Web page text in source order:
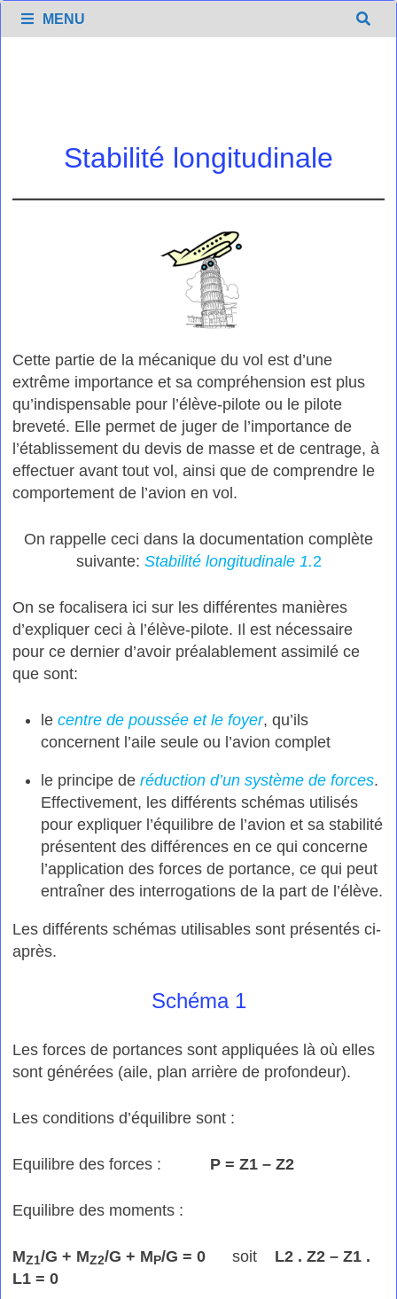
Passer
au
MENU
Stabilité longitudinale
Cette partie de la mécanique du vol est d’une
extrême importance et sa compréhension est plus
qu’indispensable pour l’élève-pilote ou le pilote
breveté. Elle permet de juger de l’importance de
l’établissement du devis de masse et de centrage, à
effectuer avant tout vol, ainsi que de comprendre le
comportement de l’avion en vol.
On rappelle ceci dans la documentation complète
suivante: Stabilité longitudinale 1.2
On se focalisera ici sur les différentes manières
d’expliquer ceci à l’élève-pilote. Il est nécessaire
pour ce dernier d’avoir préalablement assimilé ce
que sont:
le centre de poussée et le foyer, qu’ils
concernent l’aile seule ou l’avion complet
le principe de réduction d’un système de forces.
Effectivement, les différents schémas utilisés
pour expliquer l’équilibre de l’avion et sa stabilité
présentent des différences en ce qui concerne
l’application des forces de portance, ce qui peut
entraîner des interrogations de la part de l’élève.
Les différents schémas utilisables sont présentés ci-
après.
Schéma 1
Les forces de portances sont appliquées là où elles
sont générées (aile, plan arrière de profondeur).
Les conditions d’équilibre sont :
Equilibre des forces : P = Z1 – Z2
Equilibre des moments :
MZ1/G + MZ2/G + M P/G = 0 soit L2 . Z2 – Z1 .
L1 = 0